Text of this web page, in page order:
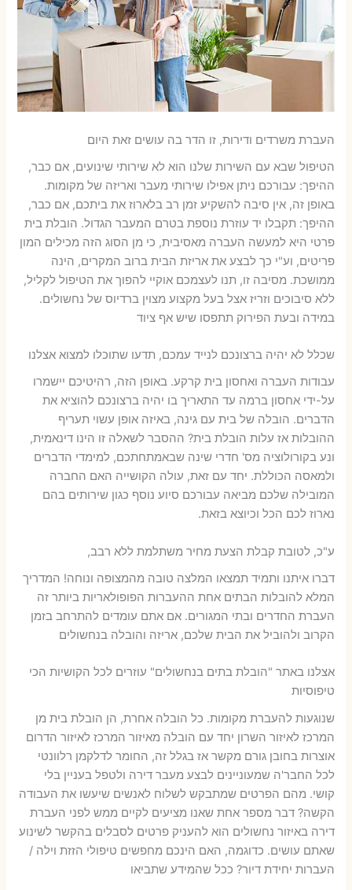
העברת משרדים ודירות, זו הדר בה עושים זאת היום
הטיפול שבא עם השירות שלנו הוא לא שירותי שינועים, אם כבר,
ההיפך: עבורכם ניתן אפילו שירותי מעבר ואריזה של מקומות.
באופן זה, אין סיבה להשקיע זמן רב בלארוז את ביתכם, אם כבר,
ההיפך: תקבלו יד עוזרת נוספת בטרם המעבר הגדול. הובלת בית
פרטי היא למעשה העברה מאסיבית, כי מן הסוג הזה מכילים המון
פריטים, וע"י כך לבצע את אריזת הבית ברוב המקרים, הינה
ממושכת. מסיבה זו, תנו לעצמכם אוקיי להפוך את הטיפול לקליל,
ללא סיבוכים וזריז אצל בעל מקצוע מצוין ברדיוס של נחשולים.
במידה ובעת הפירוק תתפסו שיש אף ציוד
שכלל לא יהיה ברצונכם לנייד עמכם, תדעו שתוכלו למצוא אצלנו
עבודות העברה ואחסון בית קרקע. באופן הזה, רהיטיכם יישמרו
על-ידי אחסון ברמה עד התאריך בו יהיה ברצונכם להוציא את
הדברים. הובלה של בית עם גינה, באיזה אופן עשוי תעריף
ההובלות אז עלות הובלת בית? ההסבר לשאלה זו הינו דינאמית,
ונע בקורולוציה מס' חדרי שינה שבאמתחתכם, למימדי הדברים
ולמאסה הכוללת. יחד עם זאת, עולה הקושייה האם החברה
המובילה שלכם מביאה עבורכם סיוע נוסף כגון שירותים בהם
נארוז לכם הכל וכיוצא בזאת.
ע"כ, לטובת קבלת הצעת מחיר משתלמת ללא רבב,
דברו איתנו ותמיד תמצאו המלצה טובה מהמצופה ונוחה! המדריך
המלא להובלות הבתים אחת ההעברות הפופולאריות ביותר זה
העברת החדרים ובתי המגורים. אם אתם עומדים להתרחב בזמן
הקרוב ולהוביל את הבית שלכם, אריזה והובלה בנחשולים
אצלנו באתר "הובלת בתים בנחשולים" עוזרים לכל הקושיות הכי
טיפוסיות
שנוגעות להעברת מקומות. כל הובלה אחרת, הן הובלת בית מן
המרכז לאיזור השרון יחד עם הובלה מאיזור המרכז לאיזור הדרום
אוצרות בחובן גורם מקשר אז בגלל זה, החומר לדלקמן רלוונטי
לכל החבר'ה שמעוניינים לבצע מעבר דירה ולטפל בעניין בלי
קושי. מהם הפרטים שמתבקש לשלוח לאנשים שיעשו את העבודה
הקשה? דבר מספר אחת שאנו מציעים לקיים ממש לפני העברת
דירה באיזור נחשולים הוא להעניק פרטים לסבלים בהקשר לשינוע
שאתם עושים. כדוגמה, האם הינכם מחפשים טיפולי הזזת וילה /
העברות יחידת דיור? ככל שהמידע שתביאו